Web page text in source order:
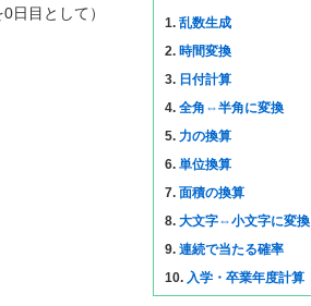
目として）
1. 乱数生成
2. 時間変換
3. 日付計算
4. 全角⇔半角に変換
5. 力の換算
6. 単位換算
7. 面積の換算
8. 大文字⇔小文字に変換
9. 連続で当たる確率
10. 入学・卒業年度計算